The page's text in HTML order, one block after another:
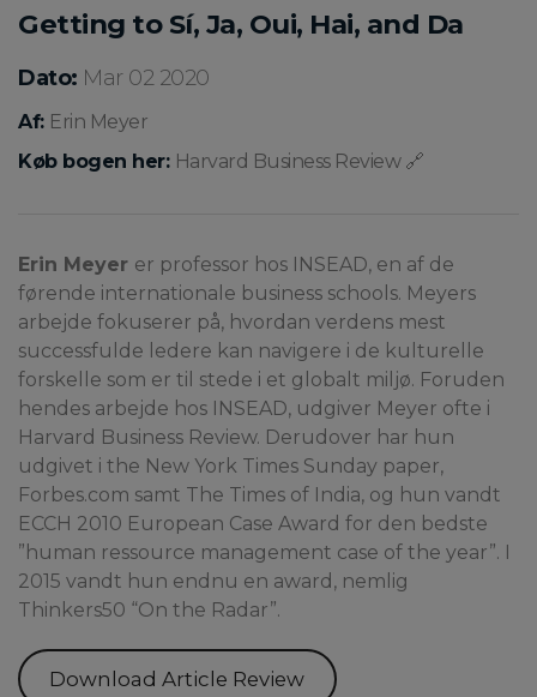
Getting to Sí, Ja, Oui, Hai, and Da
Dato: Mar 02 2020
Af: Erin Meyer
Køb bogen her: Harvard Business Review 🔗
Erin Meyer er professor hos INSEAD, en af de
førende internationale business schools. Meyers
arbejde fokuserer på, hvordan verdens mest
successfulde ledere kan navigere i de kulturelle
forskelle som er til stede i et globalt miljø. Foruden
hendes arbejde hos INSEAD, udgiver Meyer ofte i
Harvard Business Review. Derudover har hun
udgivet i the New York Times Sunday paper,
Forbes.com samt The Times of India, og hun vandt
ECCH 2010 European Case Award for den bedste
”human ressource management case of the year”. I
2015 vandt hun endnu en award, nemlig
Thinkers50 “On the Radar”.
Download Article Review